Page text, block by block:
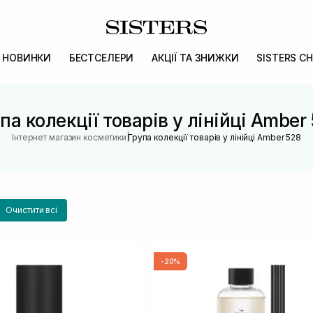
НОВИНКИ БЕСТСЕЛЕРИ АКЦІЇ ТА ЗНИЖКИ SISTERS
колекції товарів у лінійці
Інтернет магазин косметики |Група колекції товарів у лінійці Amber 528
Очистити всі
-20%